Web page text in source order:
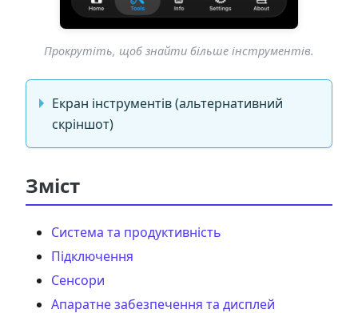
Прокрутіть, щоб знайти більше інструментів.
Екран інструментів (альтернативний
скріншот)
Зміст
Система та продуктивність
Підключення
Сенсори
Апаратне забезпечення та дисплей